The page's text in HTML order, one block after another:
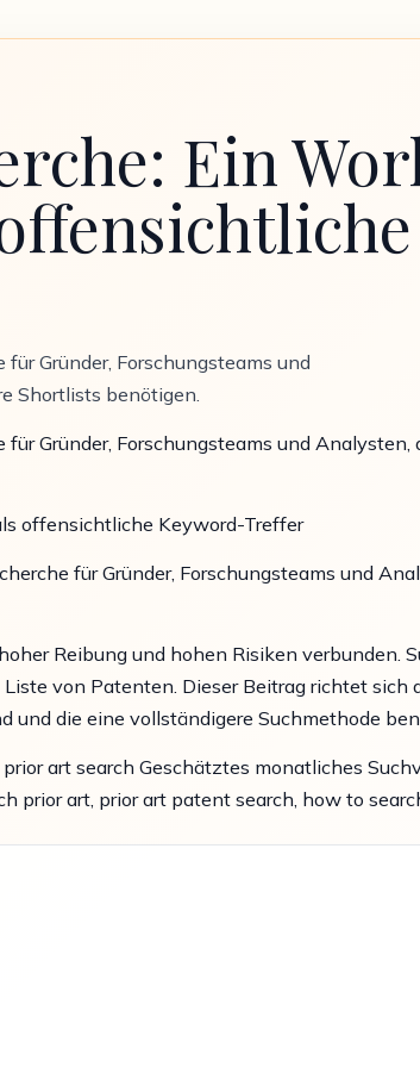
Ein
Gründer, Forschungsteams und
Shortlists benötigen.
Gründer, Forschungsteams und Analysten,
offensichtliche Keyword-Treffer
für Gründer, Forschungsteams und
Reibung und hohen Risiken verbunden.
von Patenten. Dieser Beitrag richtet sich
und die eine vollständigere Suchmethode
art search Geschätztes monatliches
prior art, prior art patent search, how to